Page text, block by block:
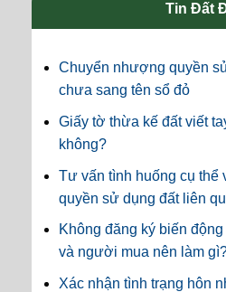
Tin Đất
Chuyển nhượng quyền
chưa sang tên sổ đỏ
Giấy tờ thừa kế đất viết
không?
Tư vấn tình huống cụ thể
quyền sử dụng đất liên
Không đăng ký biến
và người mua nên làm
Xác nhận tình trạng hôn